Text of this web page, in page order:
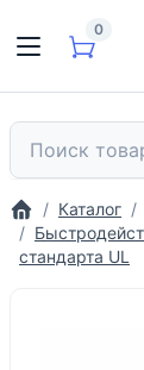
0
Каталог
стандарта UL